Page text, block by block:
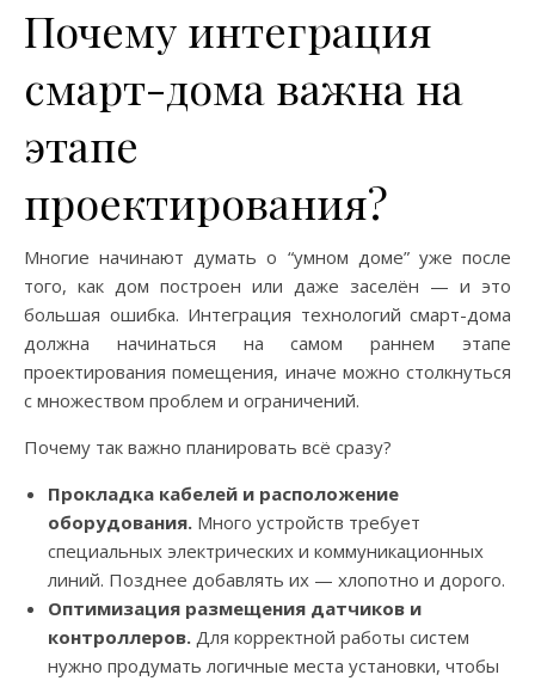
Почему интеграция
смарт-дома важна на
этапе
проектирования?
Многие начинают думать о “умном доме” уже после
того, как дом построен или даже заселён — и это
большая ошибка. Интеграция технологий смарт-дома
должна начинаться на самом раннем этапе
проектирования помещения, иначе можно столкнуться
с множеством проблем и ограничений.
Почему так важно планировать всё сразу?
Прокладка кабелей и расположение
оборудования. Много устройств требует
специальных электрических и коммуникационных
линий. Позднее добавлять их — хлопотно и дорого.
Оптимизация размещения датчиков и
контроллеров. Для корректной работы систем
нужно продумать логичные места установки, чтобы